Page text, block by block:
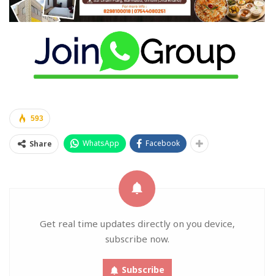
593
Share WhatsApp Facebook
Get real time updates directly on you device,
subscribe now.
Subscribe